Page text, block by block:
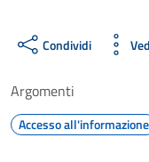
Condividi
Argomenti
Accesso all'informazione